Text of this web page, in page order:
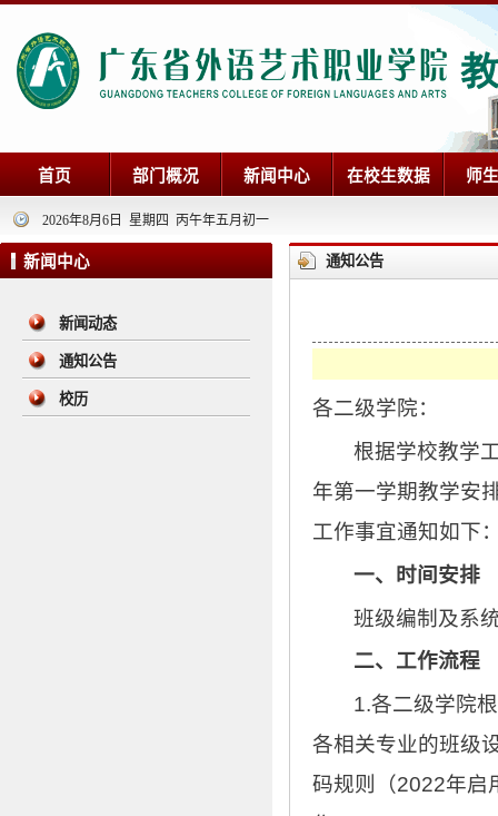
首页 部门概况 新闻中心 在校生数据 师
2026年8月6日 星期四 丙午年五月初一
新闻中心
新闻动态
通知公告
校历
通知公告
各二级学院：
根据学校教学
年第一学期教学安
工作事宜通知如下
一、时间安排
班级编制及系
二、工作流程
1.各二级学院
各相关专业的班级
码规则（2022年启